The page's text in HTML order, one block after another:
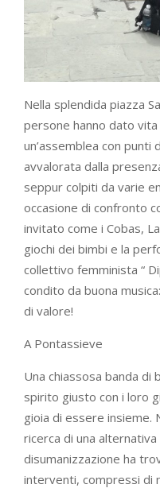
Nella splendida piazza
persone hanno dato vita
un’assemblea con
avvalorata dalla
seppur colpiti da varie
occasione di confronto
invitato come i Cobas,
giochi dei bimbi e la
collettivo femminista “
condito da buona
di valore!
A Pontassieve
Una chiassosa banda di
spirito giusto con i loro
gioia di essere insieme.
ricerca di una
disumanizzazione ha
interventi, compressi di